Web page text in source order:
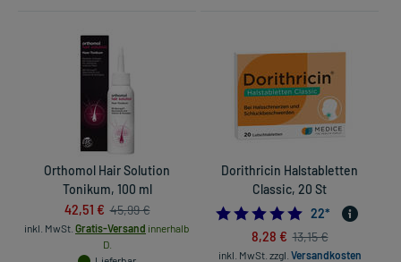
Orthomol Hair Solution
Tonikum, 100 ml
42,51 € 45,99 €
inkl. MwSt. Gratis-Versand innerhalb
D.
Dorithricin Halstabletten
Classic, 20 St
5.0
22*
8,28 € 13,15 €
inkl. MwSt. zzgl. Versandkosten